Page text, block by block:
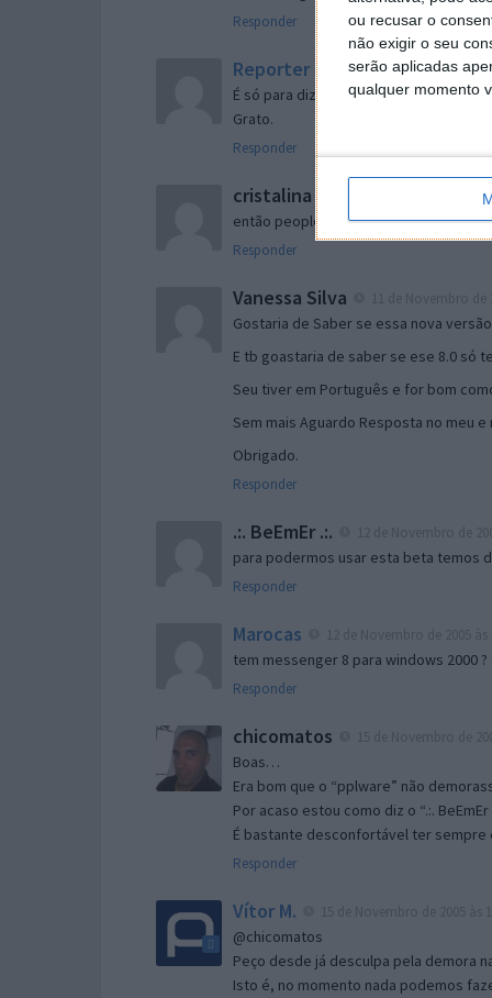
ou recusar o
não exigir o seu
serão aplicadas
qualquer momento
Responder
Reporter 7 de Novembro de 2005 às
É só para dizer que ainda não me
Grato.
Responder
cristalina 11 de Novembro de 2005
então people
Responder
Vanessa Silva
Gostaria de Saber se essa nova
E tb goastaria de saber se ese 8.0 só
Seu tiver em Português e for bom
Sem mais Aguardo Resposta no meu e
Obrigado.
Responder
.:. BeEmEr .:.
para podermos usar esta beta temos
Responder
Marocas
tem messenger 8 para windows 2000
Responder
chicomatos
Boas…
Era bom que o “pplware” não
Por acaso estou como diz o “.:.
É bastante desconfortável ter sempre
Responder
Vítor M.
@chicomatos
Peço desde já desculpa pela demora
Isto é, no momento nada podemos